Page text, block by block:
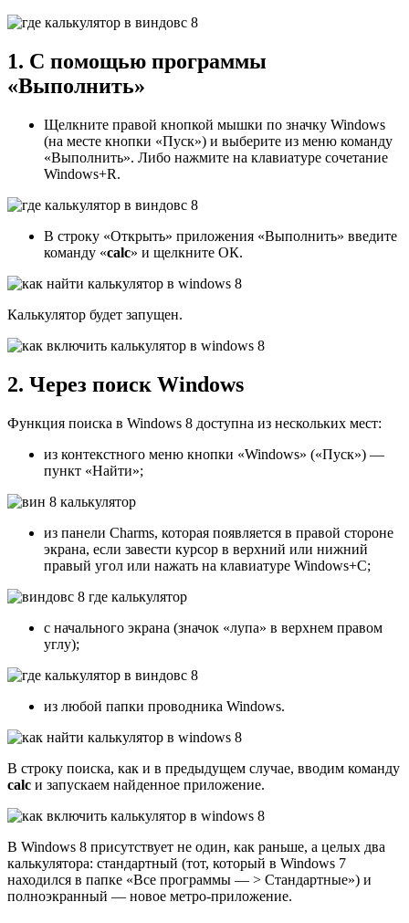
1. С помощью программы
«Выполнить»
Щелкните правой кнопкой мышки по значку Windows
(на месте кнопки «Пуск») и выберите из меню команду
«Выполнить». Либо нажмите на клавиатуре сочетание
Windows+R.
В строку «Открыть» приложения «Выполнить» введите
команду «calc» и щелкните ОК.
Калькулятор будет запущен.
2. Через поиск Windows
Функция поиска в Windows 8 доступна из нескольких мест:
из контекстного меню кнопки «Windows» («Пуск») —
пункт «Найти»;
из панели Charms, которая появляется в правой стороне
экрана, если завести курсор в верхний или нижний
правый угол или нажать на клавиатуре Windows+C;
с начального экрана (значок «лупа» в верхнем правом
углу);
из любой папки проводника Windows.
В строку поиска, как и в предыдущем случае, вводим команду
calc и запускаем найденное приложение.
В Windows 8 присутствует не один, как раньше, а целых два
калькулятора: стандартный (тот, который в Windows 7
находился в папке «Все программы — > Стандартные») и
полноэкранный — новое метро-приложение.